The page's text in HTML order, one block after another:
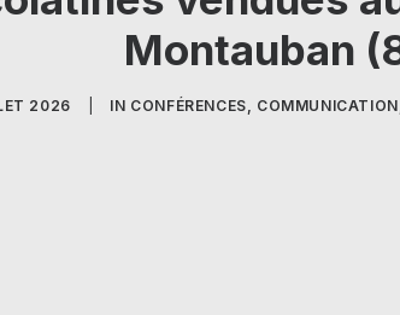
Montauban
2026 IN CONFÉRENCES, COMMUNICATION